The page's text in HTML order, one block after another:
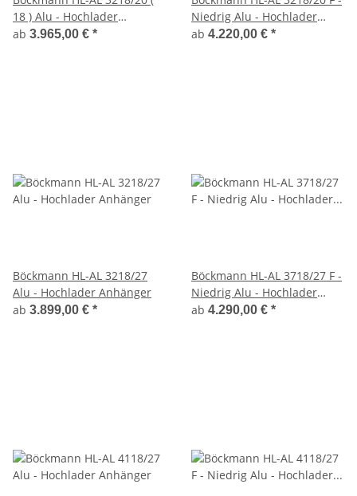
18 ) Alu - Hochlader
Anhänger
ab 3.965,00 € *
Niedrig Alu - Hochlader
Anhänger
ab 4.220,00 € *
Böckmann HL-AL 3218/27
Alu - Hochlader Anhänger
ab 3.899,00 € *
Böckmann HL-AL 3718/27 F -
Niedrig Alu - Hochlader
Anhänger -
ab 4.290,00 € *